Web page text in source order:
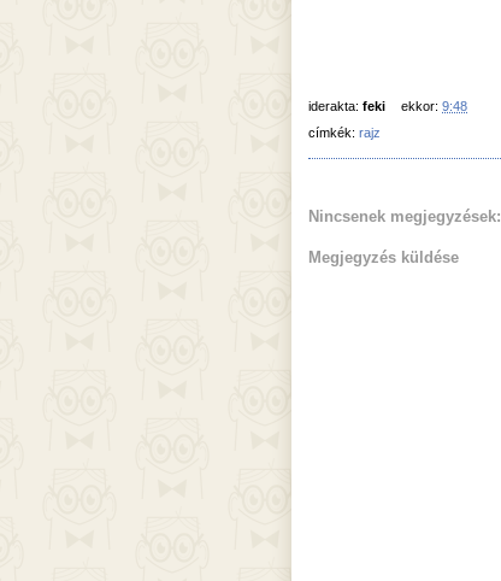
iderakta: feki ekkor: 9:48
címkék: rajz
Nincsenek megjegyzések:
Megjegyzés küldése